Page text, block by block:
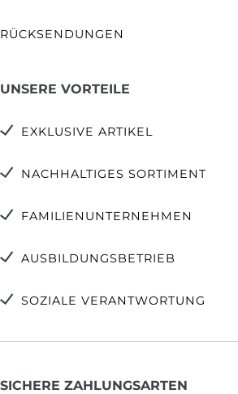
RÜCKSENDUNGEN
UNSERE VORTEILE
EXKLUSIVE ARTIKEL
NACHHALTIGES SORTIMENT
FAMILIENUNTERNEHMEN
AUSBILDUNGSBETRIEB
SOZIALE VERANTWORTUNG
SICHERE ZAHLUNGSARTEN